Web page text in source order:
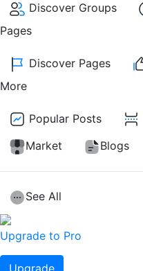
Discover Groups
Pages
Discover Pages
More
Popular Posts
Market
Blogs
See All
Upgrade to Pro
Upgrade